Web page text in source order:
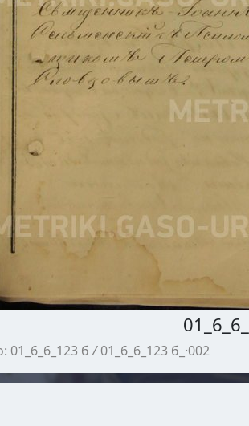
01_6_6_123 б / 01_6_6_123 б_·002